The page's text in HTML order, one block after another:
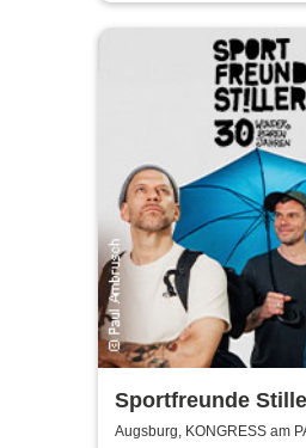
Sportfreunde
wunderbaren
Augsburg, KONGRESS am